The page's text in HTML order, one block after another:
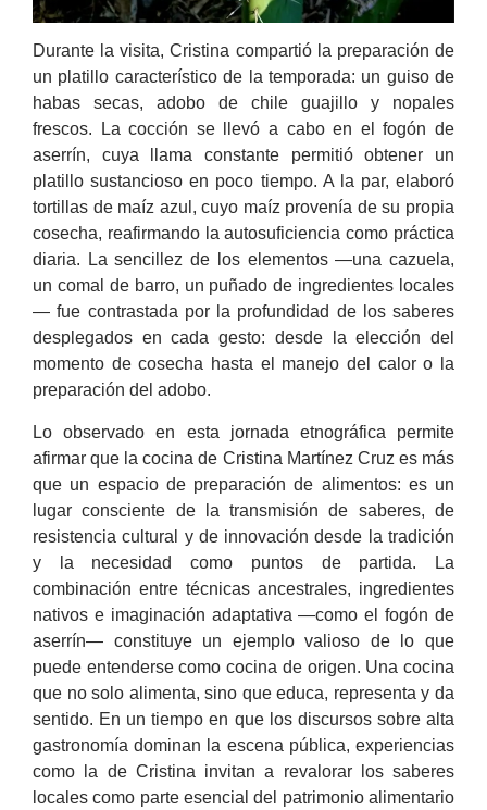
Durante la visita, Cristina compartió la preparación de
un platillo característico de la temporada: un guiso de
habas secas, adobo de chile guajillo y nopales
frescos. La cocción se llevó a cabo en el fogón de
aserrín, cuya llama constante permitió obtener un
platillo sustancioso en poco tiempo. A la par, elaboró
tortillas de maíz azul, cuyo maíz provenía de su propia
cosecha, reafirmando la autosuficiencia como práctica
diaria. La sencillez de los elementos —una cazuela,
un comal de barro, un puñado de ingredientes locales
— fue contrastada por la profundidad de los saberes
desplegados en cada gesto: desde la elección del
momento de cosecha hasta el manejo del calor o la
preparación del adobo.
Lo observado en esta jornada etnográfica permite
afirmar que la cocina de Cristina Martínez Cruz es más
que un espacio de preparación de alimentos: es un
lugar consciente de la transmisión de saberes, de
resistencia cultural y de innovación desde la tradición
y la necesidad como puntos de partida. La
combinación entre técnicas ancestrales, ingredientes
nativos e imaginación adaptativa —como el fogón de
aserrín— constituye un ejemplo valioso de lo que
puede entenderse como cocina de origen. Una cocina
que no solo alimenta, sino que educa, representa y da
sentido. En un tiempo en que los discursos sobre alta
gastronomía dominan la escena pública, experiencias
como la de Cristina invitan a revalorar los saberes
locales como parte esencial del patrimonio alimentario